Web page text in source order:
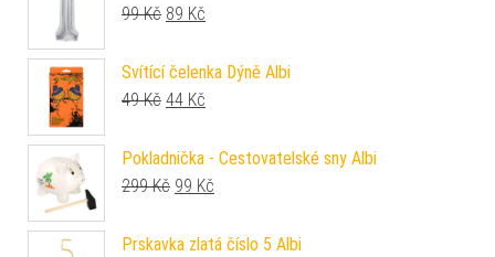
99Kč Původní cena byla: 99 Kč.
89 Kč
Svítící čelenka Dýně Albi
49Kč Původní cena byla: 49 Kč.
44 Kč
Pokladnička - Cestovatelské sny Albi
299Kč Původní cena byla: 299 Kč.
99 Kč
Prskavka zlatá číslo 5 Albi